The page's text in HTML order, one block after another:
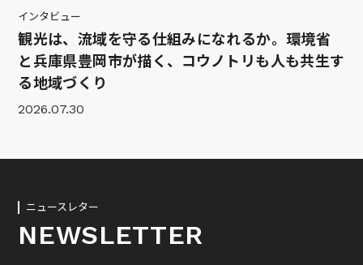
インタビュー
観光は、流域を守る仕組みになれるか。環境省
と兵庫県豊岡市が描く、コウノトリも人も共生す
る地域づくり
2026.07.30
ニュースレター
NEWSLETTER